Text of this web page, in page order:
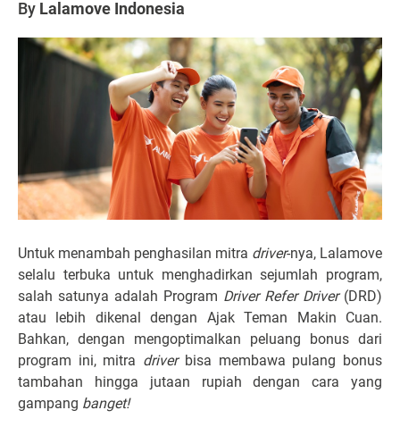
By Lalamove Indonesia
Untuk menambah penghasilan mitra driver-nya, Lalamove
selalu terbuka untuk menghadirkan sejumlah program,
salah satunya adalah Program Driver Refer Driver(DRD)
atau lebih dikenal dengan Ajak Teman Makin Cuan.
Bahkan, dengan mengoptimalkan peluang bonus dari
program ini, mitra driverbisa membawa pulang bonus
tambahan hingga jutaan rupiah dengan cara yang
gampang banget!